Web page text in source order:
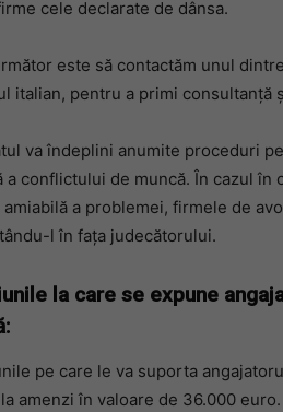
cele declarate de dânsa.
este să contactăm unul
italian, pentru a primi consultanță
va îndeplini anumite proceduri
a conflictului de muncă. În cazul
amiabilă a problemei, firmele de
l în fața judecătorului.
la care se expune
pe care le va suporta
amenzi în valoare de 36.000 euro.